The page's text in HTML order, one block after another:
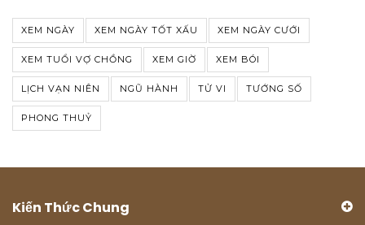
XEM NGÀY XEM NGÀY TỐT XẤU XEM NGÀY CƯỚI
XEM TUỔI VỢ CHỒNG XEM GIỜ XEM BÓI
LỊCH VẠN NIÊN NGŨ HÀNH TỬ VI TƯỚNG SỐ
PHONG THUỶ
Kiến Thức Chung